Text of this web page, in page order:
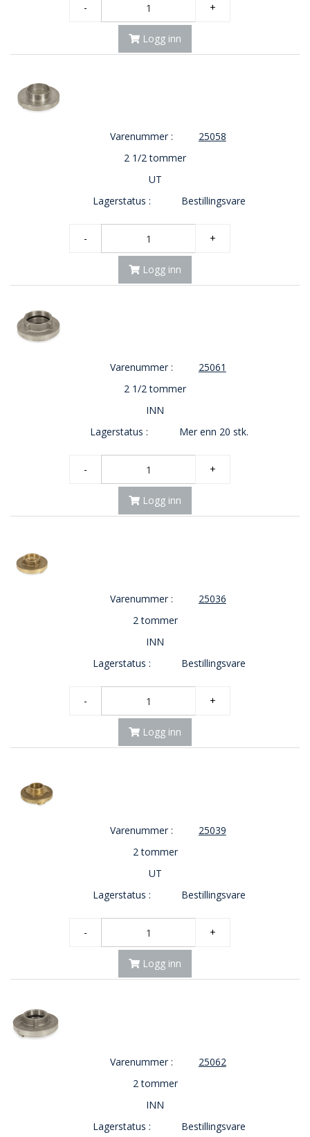
- +
Logg inn
Varenummer :
25058
2 1/2 tommer
UT
Lagerstatus :
Bestillingsvare
- +
Logg inn
Varenummer :
25061
2 1/2 tommer
INN
Lagerstatus :
Mer enn 20 stk.
- +
Logg inn
Varenummer :
25036
2 tommer
INN
Lagerstatus :
Bestillingsvare
- +
Logg inn
Varenummer :
25039
2 tommer
UT
Lagerstatus :
Bestillingsvare
- +
Logg inn
Varenummer :
25062
2 tommer
INN
Lagerstatus :
Bestillingsvare
L
-
G